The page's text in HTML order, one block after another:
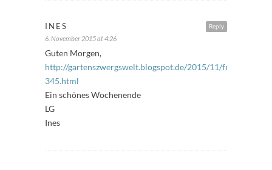
Reply
INES
6. November 2015 at 4:26
Guten Morgen,
http://gartenszwergswelt.blogspot.de/2015/11/
345.html
Ein schönes Wochenende
LG
Ines